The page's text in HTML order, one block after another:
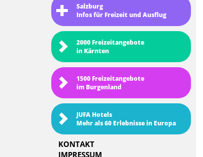
Salzburg
Infos für Freizeit und Ausflug
2000 Freizeitangebote
in Kärnten
1500 Freizeitangebote
im Burgenland
JUFA Hotels
Mehr als 60 Erlebnisse in Europa
KONTAKT
IMPRESSUM